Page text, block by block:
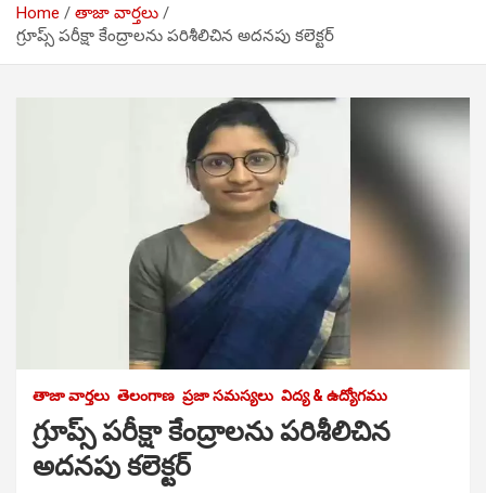
Home
తాజా వార్తలు
గ్రూప్స్ పరీక్షా కేంద్రాలను పరిశీలిచిన అదనపు కలెక్టర్
తాజా వార్తలు తెలంగాణ ప్రజా సమస్యలు విద్య & ఉద్యోగము
గ్రూప్స్ పరీక్షా కేంద్రాలను పరిశీలిచిన
అదనపు కలెక్టర్